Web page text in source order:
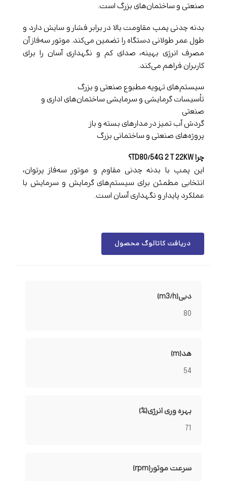
صنعتی و ساختمان‌های بزرگ است.
بدنه چدنی پمپ مقاومت بالا در برابر فشار و سایش دارد و
طول عمر طولانی دستگاه را تضمین می‌کند. موتور سه‌فاز آن
مصرف انرژی بهینه، صدای کم و نگهداری آسان را برای
کاربران فراهم می‌کند.
سیستم‌های تهویه مطبوع صنعتی و بزرگ
تأسیسات گرمایشی و سرمایشی ساختمان‌های اداری و
صنعتی
گردش آب تمیز در مدارهای بسته و باز
پروژه‌های صنعتی و ساختمانی بزرگ
چرا TD80/54G 2 T 22KW؟
این پمپ با بدنه چدنی مقاوم و موتور سه‌فاز پرتوان،
انتخابی مطمئن برای سیستم‌های گرمایش و سرمایش با
عملکرد پایدار و نگهداری آسان است.
دریافت کاتالوگ محصول
دبی(m3/h)
80
هد(m)
54
بهره وری انرژی(%)
71
سرعت موتور(rpm)